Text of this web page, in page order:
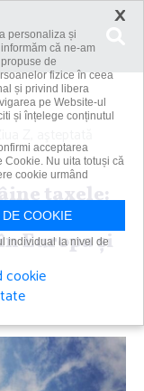
Z, aşteptată
taxele:
în lume /
Europa şi
×
personaliza și
că ne-am
de
fizice în ceea
și privind libera
pe Website-ul
și înțelege conținutul
acceptarea
Cookie. Nu uita totuși că
cookie urmând
COOKIE
individual la nivel de
cookie